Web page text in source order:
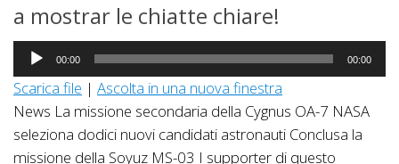
a mostrar le chiatte chiare!
Audio
Player
00:00 00:00
Scarica file | Ascolta in una nuova finestra
News La missione secondaria della Cygnus OA-7 NASA
seleziona dodici nuovi candidati astronauti Conclusa la
missione della Soyuz MS-03 I supporter di questo